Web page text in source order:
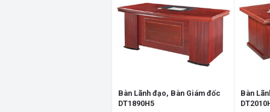
Bàn Lãnh đạo, Bàn Giám đốc
DT1890H5
Bàn